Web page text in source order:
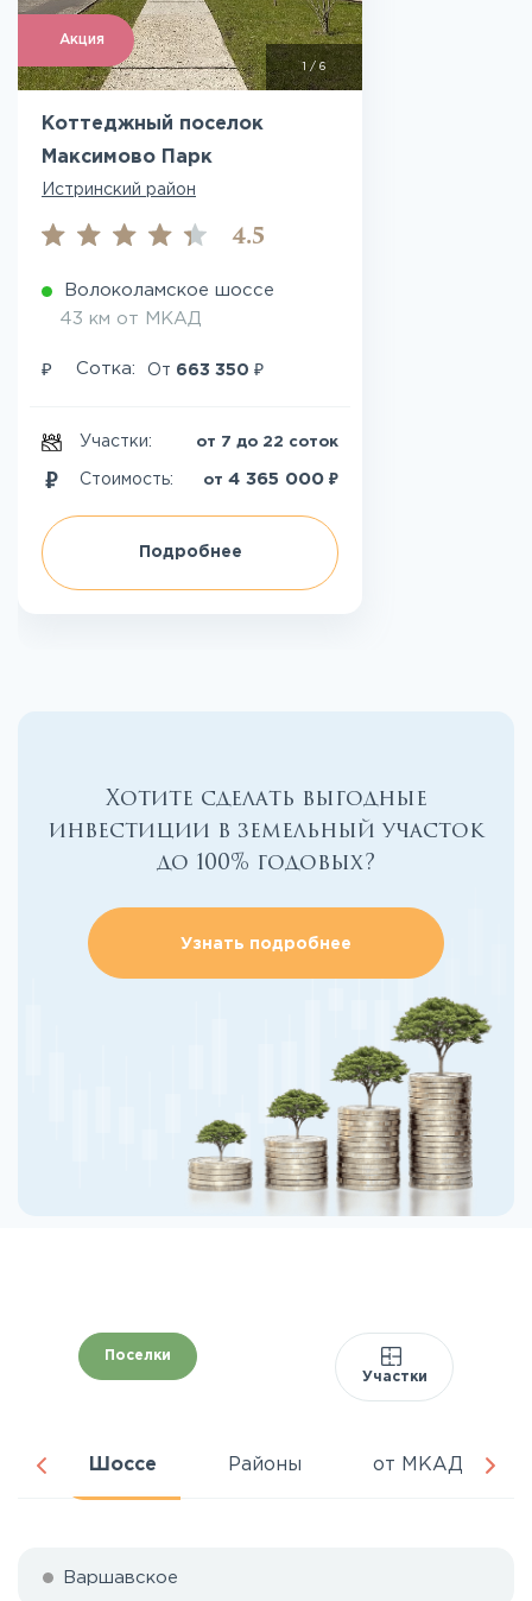
Акция
1 / 6
Коттеджный поселок
Максимово Парк
Истринский район
4.5
Волоколамское шоссе
43 км от МКАД
₽ Сотка: От 663 350 ₽
Участки: от 7 до 22 соток
Стоимость: от 4 365 000 ₽
Подробнее
Хотите сделать выгодные
инвестиции в земельный участок
до 100% годовых?
Узнать подробнее
Поселки
Участки
Шоссе Районы от МКАД
Варшавское